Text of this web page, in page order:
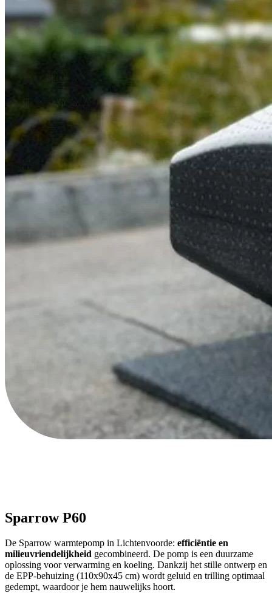
Sparrow P60
De Sparrow warmtepomp in Lichtenvoorde: efficiëntie en
milieuvriendelijkheid gecombineerd. De pomp is een duurzame
oplossing voor verwarming en koeling. Dankzij het stille ontwerp en
de EPP-behuizing (110x90x45 cm) wordt geluid en trilling optimaal
gedempt, waardoor je hem nauwelijks hoort.